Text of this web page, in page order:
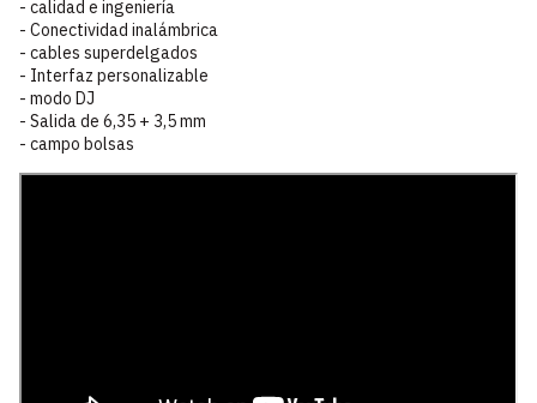
- calidad e ingeniería
- Conectividad inalámbrica
- cables superdelgados
- Interfaz personalizable
- modo DJ
- Salida de 6,35 + 3,5 mm
- campo bolsas